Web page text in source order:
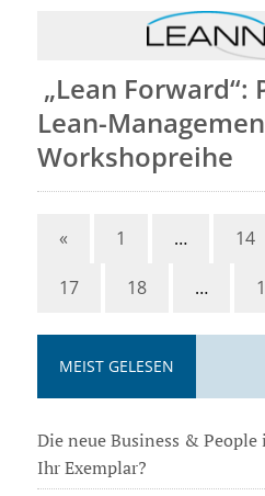
„Lean Forward“:
Lean-
Workshopreihe
« 1 … 14
17 18 …
MEIST GELESEN
Die neue Business &
Ihr Exemplar?